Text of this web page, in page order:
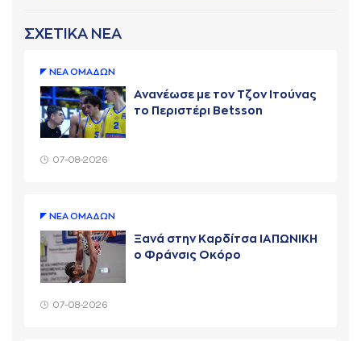
ΣΧΕΤΙΚΑ ΝΕΑ
ΝΕA ΟΜAΔΩΝ
Ανανέωσε με τον Τζον Ιτούνας
το Περιστέρι Betsson
07-08-2026
ΝΕA ΟΜAΔΩΝ
Ξανά στην Καρδίτσα ΙΑΠΩΝΙΚΗ
ο Φράνσις Οκόρο
07-08-2026